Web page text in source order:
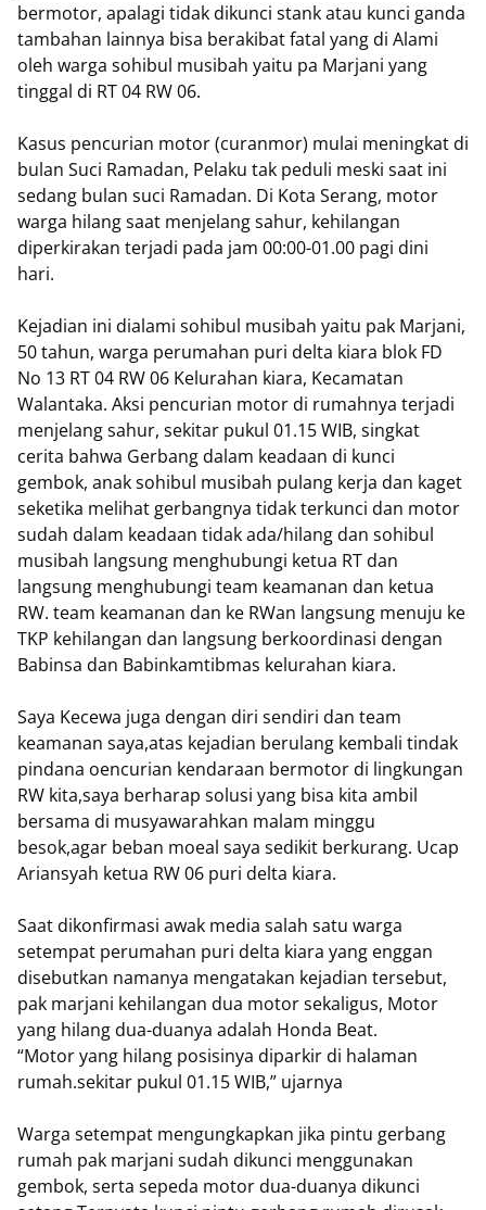
bermotor, apalagi tidak dikunci stank atau kunci ganda
tambahan lainnya bisa berakibat fatal yang di Alami
oleh warga sohibul musibah yaitu pa Marjani yang
tinggal di RT 04 RW 06.
Kasus pencurian motor (curanmor) mulai meningkat di
bulan Suci Ramadan, Pelaku tak peduli meski saat ini
sedang bulan suci Ramadan. Di Kota Serang, motor
warga hilang saat menjelang sahur, kehilangan
diperkirakan terjadi pada jam 00:00-01.00 pagi dini
hari.
Kejadian ini dialami sohibul musibah yaitu pak Marjani,
50 tahun, warga perumahan puri delta kiara blok FD
No 13 RT 04 RW 06 Kelurahan kiara, Kecamatan
Walantaka. Aksi pencurian motor di rumahnya terjadi
menjelang sahur, sekitar pukul 01.15 WIB, singkat
cerita bahwa Gerbang dalam keadaan di kunci
gembok, anak sohibul musibah pulang kerja dan kaget
seketika melihat gerbangnya tidak terkunci dan motor
sudah dalam keadaan tidak ada/hilang dan sohibul
musibah langsung menghubungi ketua RT dan
langsung menghubungi team keamanan dan ketua
RW. team keamanan dan ke RWan langsung menuju ke
TKP kehilangan dan langsung berkoordinasi dengan
Babinsa dan Babinkamtibmas kelurahan kiara.
Saya Kecewa juga dengan diri sendiri dan team
keamanan saya,atas kejadian berulang kembali tindak
pindana oencurian kendaraan bermotor di lingkungan
RW kita,saya berharap solusi yang bisa kita ambil
bersama di musyawarahkan malam minggu
besok,agar beban moeal saya sedikit berkurang. Ucap
Ariansyah ketua RW 06 puri delta kiara.
Saat dikonfirmasi awak media salah satu warga
setempat perumahan puri delta kiara yang enggan
disebutkan namanya mengatakan kejadian tersebut,
pak marjani kehilangan dua motor sekaligus, Motor
yang hilang dua-duanya adalah Honda Beat.
“Motor yang hilang posisinya diparkir di halaman
rumah.sekitar pukul 01.15 WIB,” ujarnya
Warga setempat mengungkapkan jika pintu gerbang
rumah pak marjani sudah dikunci menggunakan
gembok, serta sepeda motor dua-duanya dikunci